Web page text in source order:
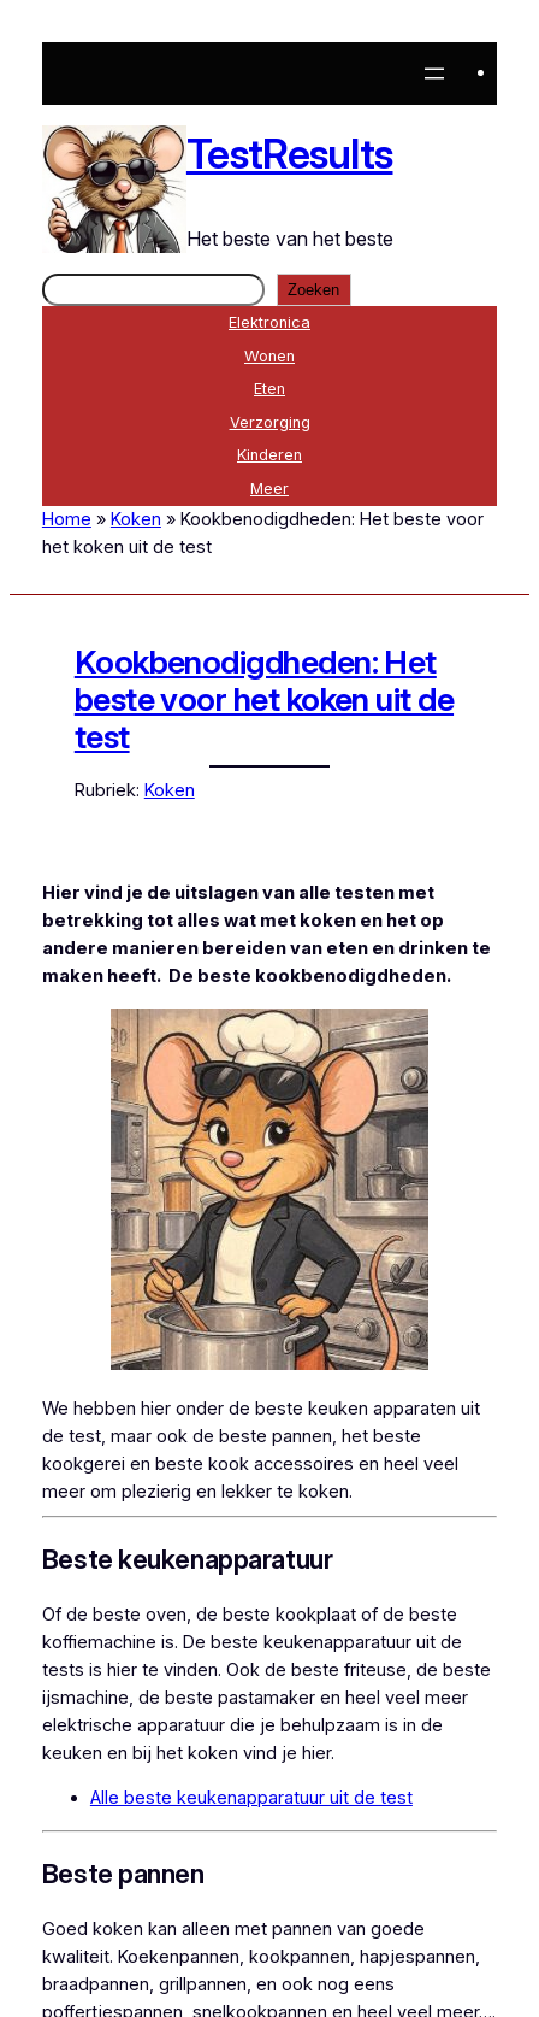
naar
inhoud
TestResults
Het beste van het beste
Zoeken
Zoeken
Elektronica
Wonen
Eten
Verzorging
Kinderen
Meer
Home » Koken »Kookbenodigdheden: Het beste voor
het koken uit de test
Kookbenodigdheden: Het
beste voor het koken uit de
test
Rubriek: Koken
Hier vind je de uitslagen van alle testen met
betrekking tot alles wat met koken en het op
andere manieren bereiden van eten en drinken te
maken heeft. De beste kookbenodigdheden.
We hebben hier onder de beste keuken apparaten uit
de test, maar ook de beste pannen, het beste
kookgerei en beste kook accessoires en heel veel
meer om plezierig en lekker te koken.
Beste keukenapparatuur
Of de beste oven, de beste kookplaat of de beste
koffiemachine is. De beste keukenapparatuur uit de
tests is hier te vinden. Ook de beste friteuse, de beste
ijsmachine, de beste pastamaker en heel veel meer
elektrische apparatuur die je behulpzaam is in de
keuken en bij het koken vind je hier.
Alle beste keukenapparatuur uit de test
Beste pannen
Goed koken kan alleen met pannen van goede
kwaliteit. Koekenpannen, kookpannen, hapjespannen,
braadpannen, grillpannen, en ook nog eens
poffertjespannen, snelkookpannen en heel veel meer….